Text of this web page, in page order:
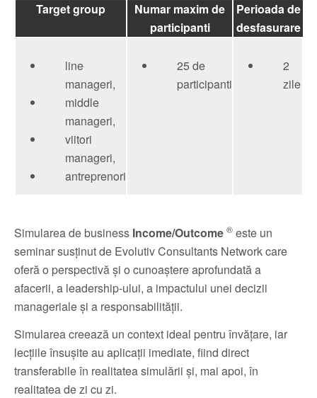
Target group
Numar maxim de
participanti
Perioada de
desfasurare
line
manageri,
middle
manageri,
viitori
manageri,
antreprenori
25 de
participanti
2
zile
Simularea de business Income/Outcome ® este un
seminar susținut de Evolutiv Consultants Network care
oferă o perspectivă și o cunoaștere aprofundată a
afacerii, a leadership-ului, a impactului unei decizii
manageriale și a responsabilității.
Simularea creează un context ideal pentru învățare, iar
lecțiile însușite au aplicații imediate, fiind direct
transferabile în realitatea simulării și, mai apoi, în
realitatea de zi cu zi.